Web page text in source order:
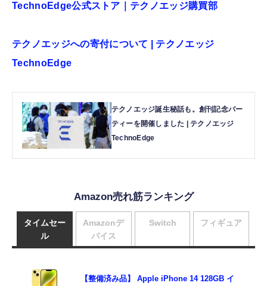
TechnoEdge公式ストア｜テクノエッジ購買部
テクノエッジへの寄付について | テクノエッジ
TechnoEdge
テクノエッジ誕生秘話も。創刊記念パー
ティーを開催しました | テクノエッジ
TechnoEdge
Amazon売れ筋ランキング
タイムセー
ル
【整備済み品】 Apple iPhone 14 128GB イ
Amazonデ
バイス
Switch フィギュア